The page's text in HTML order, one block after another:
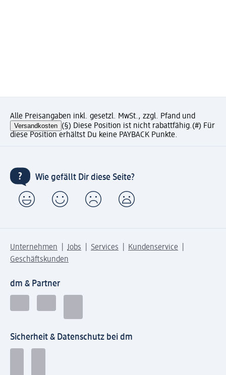
Alle Preisangaben inkl. gesetzl. MwSt., zzgl. Pfand und
Versandkosten (§) Diese Position ist nicht rabattfähig.(#) Für
diese Position erhältst Du keine PAYBACK Punkte.
Wie gefällt Dir diese Seite?
Unternehmen Jobs Services
Kundenservice
Geschäftskunden
dm & Partner
Sicherheit & Datenschutz bei dm